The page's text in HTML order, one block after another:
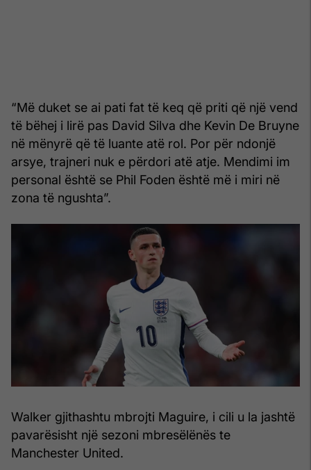
“Më duket se ai pati fat të keq që priti që një vend
të bëhej i lirë pas David Silva dhe Kevin De Bruyne
në mënyrë që të luante atë rol. Por për ndonjë
arsye, trajneri nuk e përdori atë atje. Mendimi im
personal është se Phil Foden është më i miri në
zona të ngushta”.
Walker gjithashtu mbrojti Maguire, i cili u la jashtë
pavarësisht një sezoni mbresëlënës te
Manchester United.